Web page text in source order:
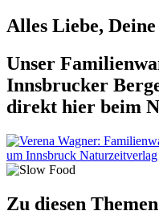
Alles Liebe,
Unser
Innsbrucker
direkt hier beim
Zu diesen